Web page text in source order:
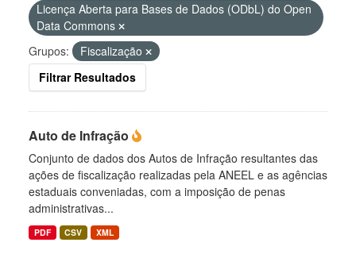
Licença Aberta para Bases de Dados (ODbL) do Open
Data Commons
Grupos:
Fiscalização
Filtrar Resultados
Auto de Infração
Conjunto de dados dos Autos de Infração resultantes das
ações de fiscalização realizadas pela ANEEL e as agências
estaduais conveniadas, com a imposição de penas
administrativas...
PDF CSV XML